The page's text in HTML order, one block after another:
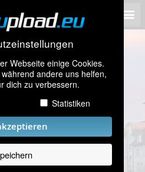
Webseite einige Cookies.
andere uns helfen,
dich zu verbessern.
Statistiken